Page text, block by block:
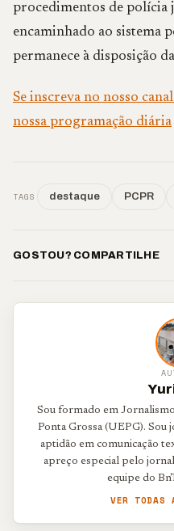
procedimentos de polícia
encaminhado ao sistema
permanece à disposição
Se inscreva no nosso
nossa programação diária
TAGS destaque PCPR
GOSTOU? COMPARTILHE
Sou formado em
Ponta Grossa (UEPG). Sou
aptidão em comunicação
apreço especial pelo
equipe do
VER TODAS